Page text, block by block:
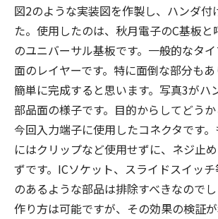
図2のような実装図を作製し、ハンダ付
た。使用したのは、秋月電子のC基板と
のユニバーサル基板です。一般的なタ
面のレイヤーです。特に面倒な部分もあ
簡単に完成すると思います。写真3がハ
部品面の様子です。目的からしてどうか
今回入力端子に使用したコネクタです
にはクリップなど使用せずに、ネジ止
ずです。ICソケット、スライドスイッ
のあるような部品は排除すべきなので
作り方は可能ですが、その効果の検証